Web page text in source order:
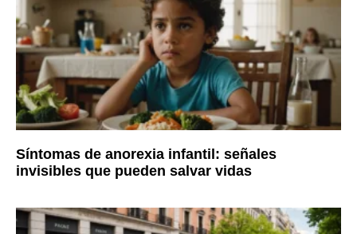
Síntomas de anorexia infantil: señales
invisibles que pueden salvar vidas